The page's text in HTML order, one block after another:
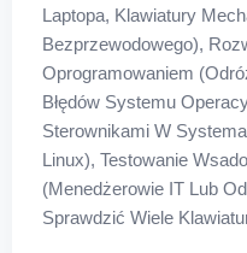
Laptopa, Klawiatury
Bezprzewodowego),
Oprogramowaniem
Błędów Systemu
Sterownikami W
Linux), Testowanie
(menedżerowie IT Lub
Sprawdzić Wiele